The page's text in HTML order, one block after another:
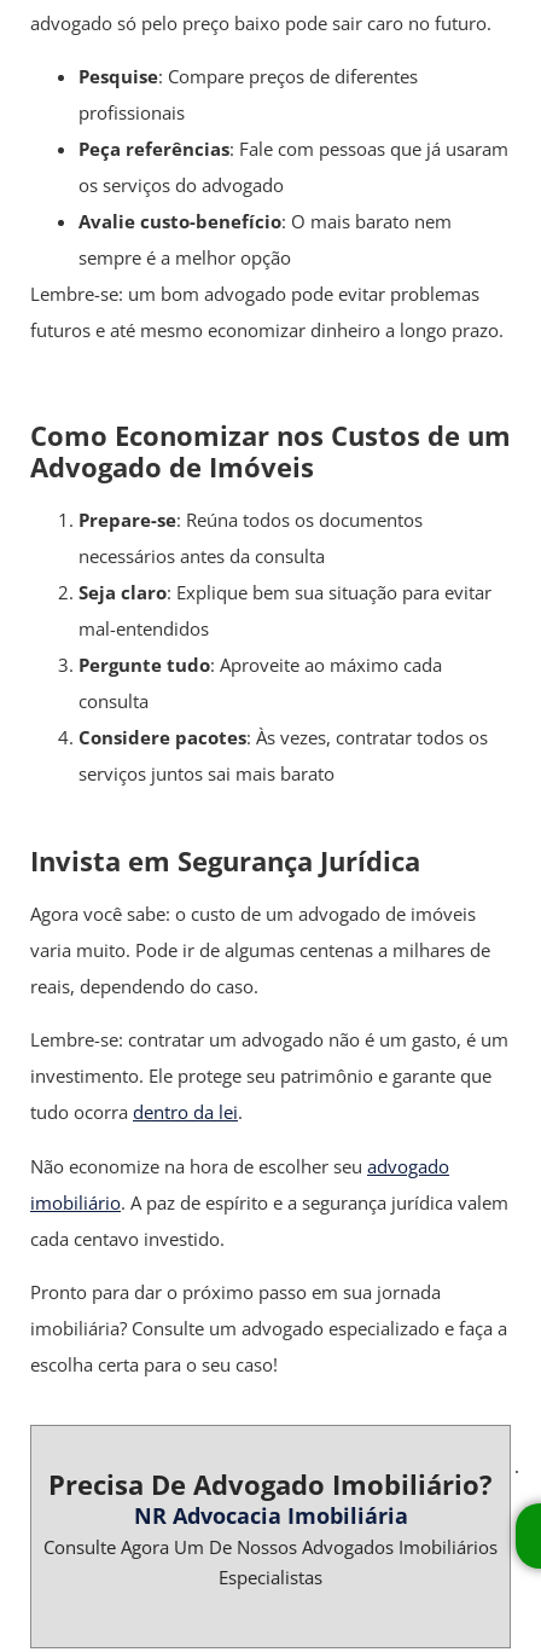
advogado só pelo preço baixo pode sair caro no futuro.
Pesquise: Compare preços de diferentes
profissionais
Peça referências: Fale com pessoas que já usaram
os serviços do advogado
Avalie custo-benefício: O mais barato nem
sempre é a melhor opção
Lembre-se: um bom advogado pode evitar problemas
futuros e até mesmo economizar dinheiro a longo prazo.
Como Economizar nos Custos de um
Advogado de Imóveis
Prepare-se: Reúna todos os documentos
necessários antes da consulta
Seja claro: Explique bem sua situação para evitar
mal-entendidos
Pergunte tudo: Aproveite ao máximo cada
consulta
Considere pacotes: Às vezes, contratar todos os
serviços juntos sai mais barato
Invista em Segurança Jurídica
Agora você sabe: o custo de um advogado de imóveis
varia muito. Pode ir de algumas centenas a milhares de
reais, dependendo do caso.
Lembre-se: contratar um advogado não é um gasto, é um
investimento. Ele protege seu patrimônio e garante que
tudo ocorra dentro da lei.
Não economize na hora de escolher seu advogado
imobiliário. A paz de espírito e a segurança jurídica valem
cada centavo investido.
Pronto para dar o próximo passo em sua jornada
imobiliária? Consulte um advogado especializado e faça a
escolha certa para o seu caso!
Precisa De Advogado Imobiliário?
NR Advocacia Imobiliária
Consulte Agora Um De Nossos Advogados Imobiliários
Especialistas